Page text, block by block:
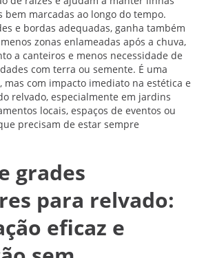
bem marcadas ao longo do tempo.
e bordas adequadas, ganha também
zonas enlameadas após a chuva,
a canteiros e menos necessidade de
com terra ou semente. É uma
mas com impacto imediato na estética e
relvado, especialmente em jardins
locais, espaços de eventos ou
precisam de estar sempre
grades
para relvado:
eficaz e